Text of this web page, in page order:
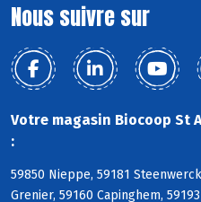
Nous suivre sur
Votre magasin Biocoop St
:
59850 Nieppe, 59181
Grenier, 59160 Capinghem,